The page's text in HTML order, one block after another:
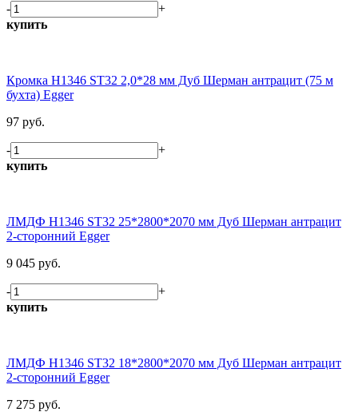
-
+
купить
Кромка H1346 ST32 2,0*28 мм Дуб Шерман антрацит (75 м
бухта) Egger
97 руб.
-
+
купить
ЛМДФ H1346 ST32 25*2800*2070 мм Дуб Шерман антрацит
2-сторонний Egger
9 045 руб.
-
+
купить
ЛМДФ H1346 ST32 18*2800*2070 мм Дуб Шерман антрацит
2-сторонний Egger
7 275 руб.